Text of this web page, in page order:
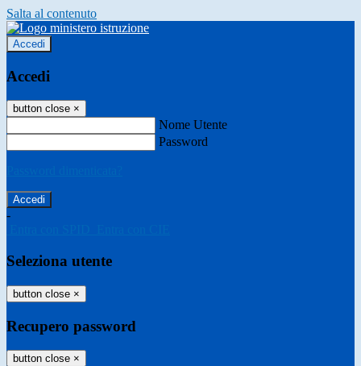
Salta al contenuto
Accedi
Accedi
button close ×
Nome Utente
Password
-
Seleziona utente
button close ×
Recupero password
button close ×